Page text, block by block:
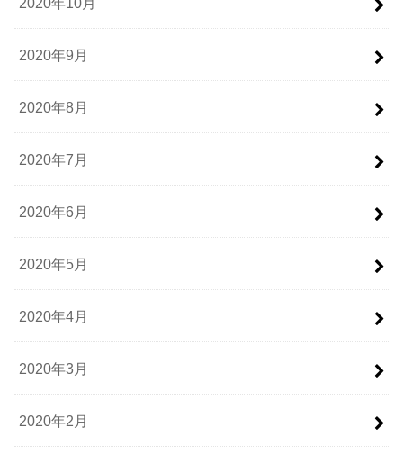
2020年9月
2020年8月
2020年7月
2020年6月
2020年5月
2020年4月
2020年3月
2020年2月